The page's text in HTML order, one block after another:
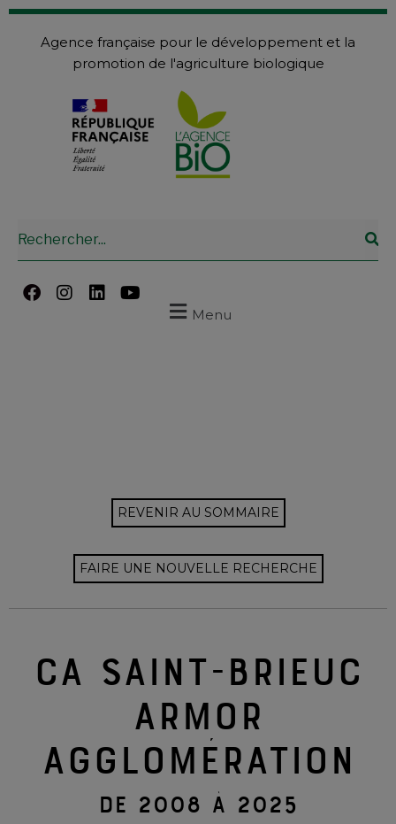
Agence française pour le développement et la
promotion de l'agriculture biologique
Menu
REVENIR AU SOMMAIRE
FAIRE UNE NOUVELLE RECHERCHE
CA SAINT-BRIEUC
ARMOR
AGGLOMÉRATION
DE 2008 À 2025